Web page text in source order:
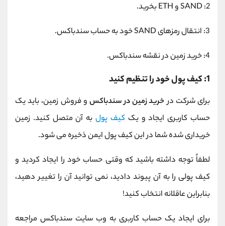
2: SAND و ETH بخرید.
3: انتقال رمزهای SAND خود به حساب سندباکس.
4: خرید زمین در نقشه سندباکس.
1: کیف پول خود را تنظیم کنید
برای شرکت درخرید زمین در سندباکس و فروش زمین، باید یک
حساب کاربری ایجاد و یککیف پولبه آن متصل کنید. زمین
خریداری شده شما در این کیف پول ایمن ذخیره می شود.
لطفاً توجه داشته باشید که وقتی حساب خود را ایجاد کردید و
کیف پولی را به آن پیوند دادید، نمی‌ توانید آن را تغییر دهید،
بنابراین عاقلانه انتخاب کنید!
برای ایجاد یک حساب کاربری به وب سایت سندباکس مراجعه